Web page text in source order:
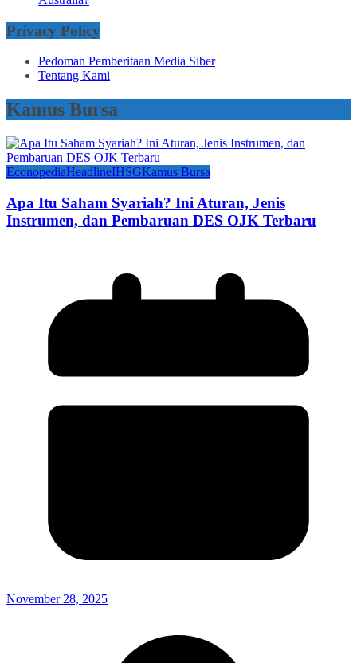
Privacy Policy
Pedoman Pemberitaan Media Siber
Tentang Kami
Kamus Bursa
EconopediaHeadlineIHSGKamus Bursa
Apa Itu Saham Syariah? Ini Aturan, Jenis
Instrumen, dan Pembaruan DES OJK Terbaru
November 28, 2025